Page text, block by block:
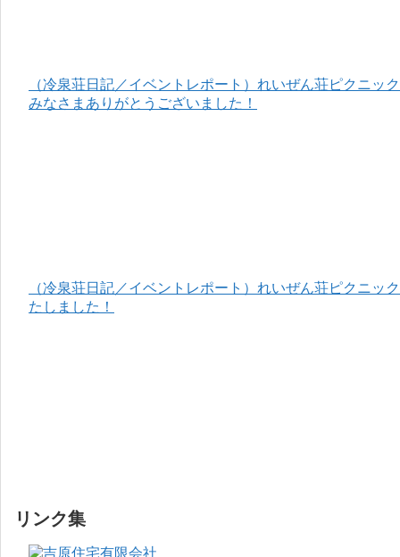
（冷泉荘日記／イベントレポート）れいぜん荘ピクニッ
みなさまありがとうございました！
（冷泉荘日記／イベントレポート）れいぜん荘ピクニッ
たしました！
リンク集